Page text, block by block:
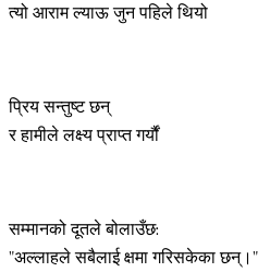
त्यो आराम ल्याऊ जुन पहिले थियो
प्रिय सन्तुष्ट छन्
र हामीले लक्ष्य प्राप्त गर्यौं
सम्मानको दूतले बोलाउँछ:
"अल्लाहले सबैलाई क्षमा गरिसकेका छन्।"